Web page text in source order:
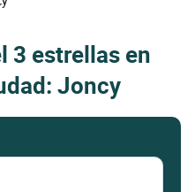
3 estrellas en
Joncy